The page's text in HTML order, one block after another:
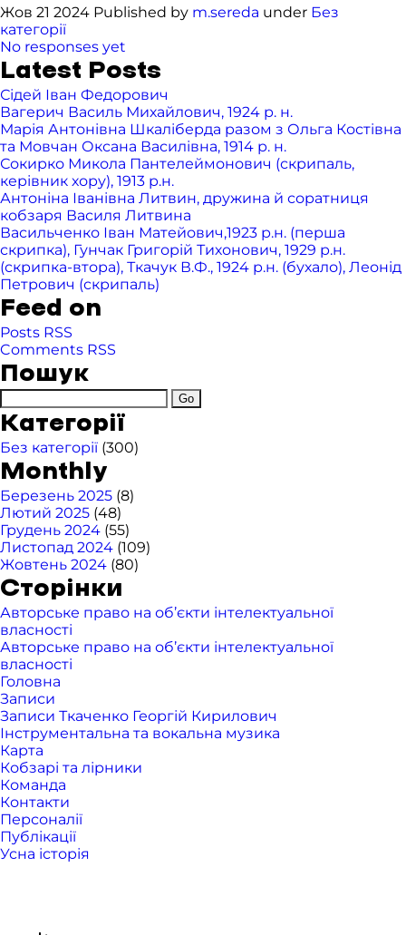
Жов 21 2024 Published by m.sereda under Без
категорії
No responses yet
Latest Posts
Сідей Іван Федорович
Вагерич Василь Михайлович, 1924 р. н.
Марія Антонівна Шкаліберда разом з Ольга Костівна
та Мовчан Оксана Василівна, 1914 р. н.
Сокирко Микола Пантелеймонович (скрипаль,
керівник хору), 1913 р.н.
Антоніна Іванівна Литвин, дружина й соратниця
кобзаря Василя Литвина
Васильченко Іван Матейович,1923 р.н. (перша
скрипка), Гунчак Григорій Тихонович, 1929 р.н.
(скрипка-втора), Ткачук В.Ф., 1924 р.н. (бухало), Леонід
Петрович (скрипаль)
Feed on
Posts RSS
Comments RSS
Пошук
Категорії
Без категорії (300)
Monthly
Березень 2025 (8)
Лютий 2025 (48)
Грудень 2024 (55)
Листопад 2024 (109)
Жовтень 2024 (80)
Сторінки
Авторське право на об’єкти інтелектуальної
власності
Авторське право на об’єкти інтелектуальної
власності
Головна
Записи
Записи Ткаченко Георгій Кирилович
Інструментальна та вокальна музика
Карта
Кобзарі та лірники
Команда
Контакти
Персоналії
Публікації
Усна історія